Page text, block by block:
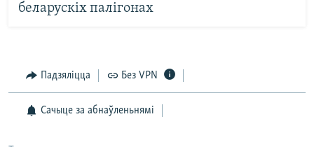
беларускіх палігонах
Падзяліцца Без VPN
Сачыце за абнаўленьнямі